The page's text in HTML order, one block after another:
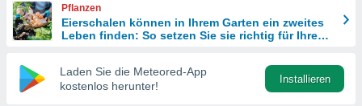
Pflanzen
Eierschalen können in Ihrem Garten ein zweites
Leben finden: So setzen Sie sie richtig für Ihre
Laden Sie die Meteored-App
kostenlos herunter!
Installieren